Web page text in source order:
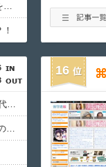
中国国防省、海自イージス艦のトマホーク実射試験を批判「国際社会は新型軍国主義を団結して阻止を」！
【韓国】 向かいの部屋で繰り返しわいせつ行為…40代女性「自宅に戻れない」
韓国と台湾の輸出額、ともに初の日本超え →AI特需の恩恵で差
16